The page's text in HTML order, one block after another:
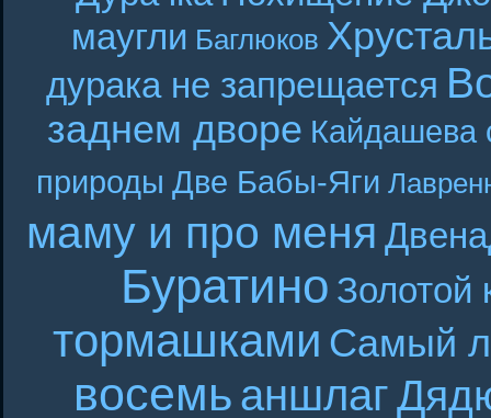
маугли Баглюков
дурака не запрещается
заднем дворе Кайдашева
природы Две Бабы-Яги
маму и про меня
Буратино Золотой
тормашками Самый
восемьаншлаг